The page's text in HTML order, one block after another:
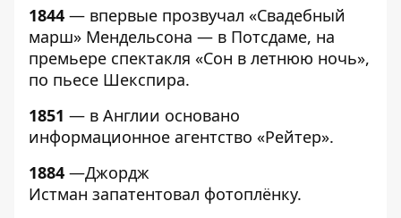
1844 — впервые прозвучал «Свадебный
марш» Мендельсона — в Потсдаме, на
премьере спектакля «Сон в летнюю ночь»,
по пьесе Шекспира.
1851 — в Англии основано
информационное агентство «Рейтер».
1884 —Джордж
Истман запатентовал фотоплёнку.